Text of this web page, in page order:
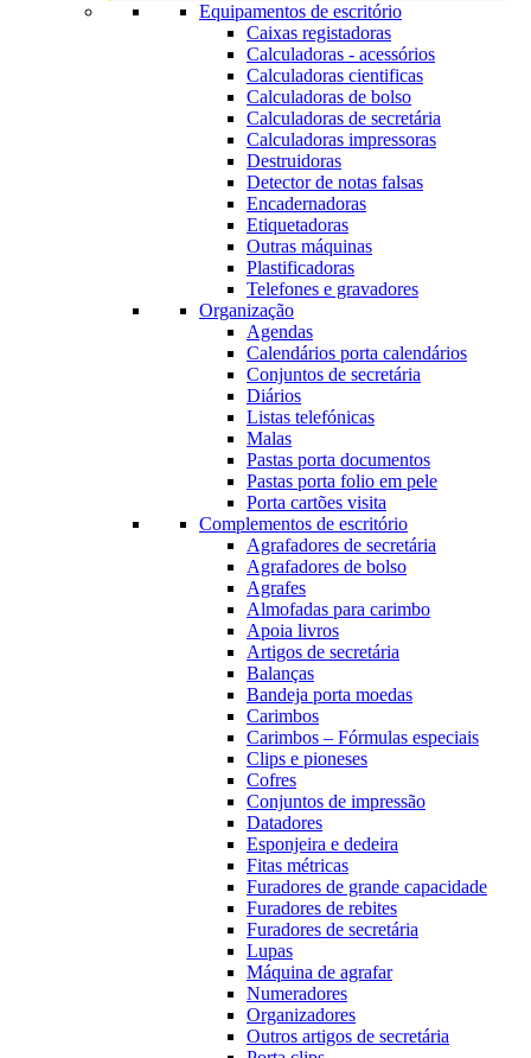
Equipamentos de escritório
Caixas registadoras
Calculadoras - acessórios
Calculadoras cientificas
Calculadoras de bolso
Calculadoras de secretária
Calculadoras impressoras
Destruidoras
Detector de notas falsas
Encadernadoras
Etiquetadoras
Outras máquinas
Plastificadoras
Telefones e gravadores
Organização
Agendas
Calendários porta calendários
Conjuntos de secretária
Diários
Listas telefónicas
Malas
Pastas porta documentos
Pastas porta folio em pele
Porta cartões visita
Complementos de escritório
Agrafadores de secretária
Agrafadores de bolso
Agrafes
Almofadas para carimbo
Apoia livros
Artigos de secretária
Balanças
Bandeja porta moedas
Carimbos
Carimbos – Fórmulas especiais
Clips e pioneses
Cofres
Conjuntos de impressão
Datadores
Esponjeira e dedeira
Fitas métricas
Furadores de grande capacidade
Furadores de rebites
Furadores de secretária
Lupas
Máquina de agrafar
Numeradores
Organizadores
Outros artigos de secretária